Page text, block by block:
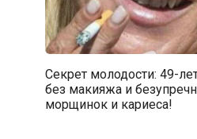
Секрет молодости: 49-
без макияжа и
морщинок и кариеса!